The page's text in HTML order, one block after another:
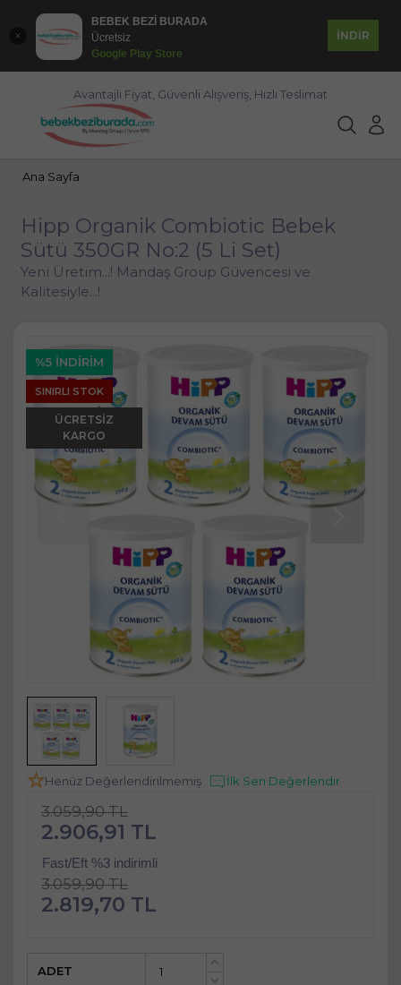
BEBEK BEZİ BURADA
Ücretsiz
Google Play Store
İNDİR
Avantajlı Fiyat, Güvenli Alışveriş, Hızlı Teslimat
Ana Sayfa
Hipp Organik Combiotic Bebek
Sütü 350GR No:2 (5 Li Set)
Yeni Üretim...! Mandaş Group Güvencesi ve
Kalitesiyle...!
%5 İNDIRIM
SINIRLI STOK
ÜCRETSIZ
KARGO
Henüz Değerlendirilmemiş İlk Sen Değerlendir
3.059,90 TL
2.906,91 TL
Fast/Eft %3 indirimli
3.059,90 TL
2.819,70 TL
+
ADET